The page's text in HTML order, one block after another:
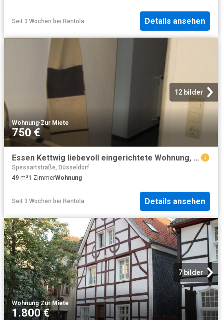
Seit 3 Wochen bei Rentola Details ansehen
12 bilder
Wohnung·Zur Miete
750 €
Essen Kettwig liebevoll eingerichtete Wohnung, Essen Amsterdam Apartments for Rent
Spessartstraße, Düsseldorf
49 m²1 ZimmerWohnung
Seit 3 Wochen bei Rentola Details ansehen
7 bilder
Wohnung·Zur Miete
1.800 €